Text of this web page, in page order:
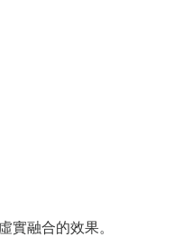
實融合的效果。